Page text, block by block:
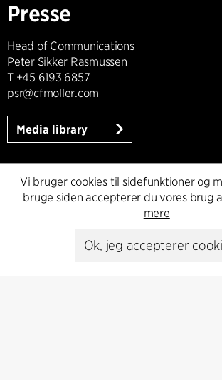
Presse
Head of Communications
Peter Sikker Rasmussen
T +45 6193 6857
psr@cfmoller.com
Media library
Abonnér
arkitekturnyheder
Vi bruger cookies til sidefunktioner og
bruge siden accepterer du vores brug
mere
Ok, jeg accepterer